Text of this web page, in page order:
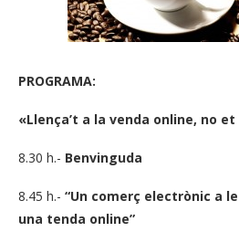
PROGRAMA:
«Llença’t a la venda online, no
8.30 h.- Benvinguda
8.45 h.- “Un comerç electrònic a
una tenda online”